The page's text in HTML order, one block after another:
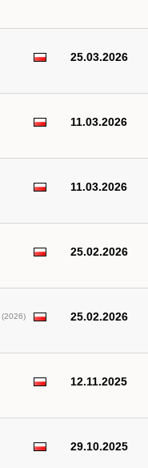
25.03.2026
11.03.2026
11.03.2026
25.02.2026
(2026)
25.02.2026
12.11.2025
29.10.2025